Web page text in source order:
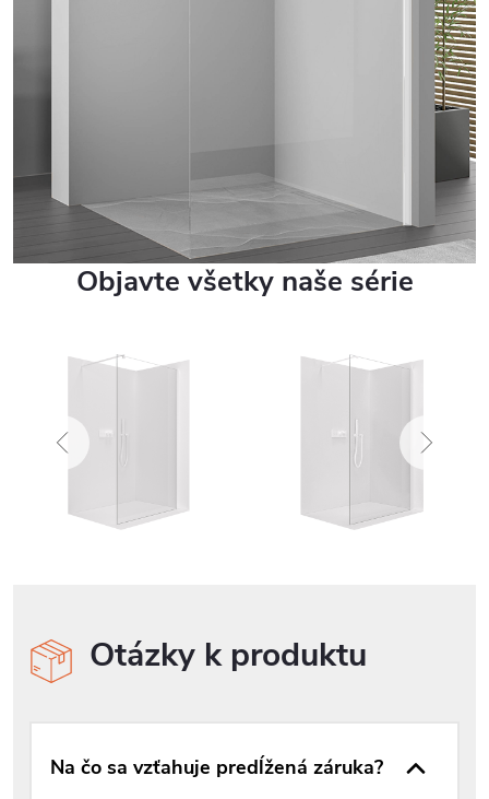
Objavte všetky naše série
Otázky k produktu
Na čo sa vzťahuje predĺžená záruka?